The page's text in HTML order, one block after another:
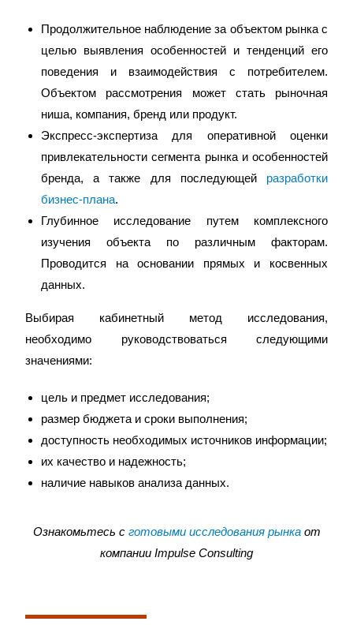
Продолжительное наблюдение за объектом рынка с
целью выявления особенностей и тенденций его
поведения и взаимодействия с потребителем.
Объектом рассмотрения может стать рыночная
ниша, компания, бренд или продукт.
Экспресс-экспертиза для оперативной оценки
привлекательности сегмента рынка и особенностей
бренда, а также для последующей разработки
бизнес-плана.
Глубинное исследование путем комплексного
изучения объекта по различным факторам.
Проводится на основании прямых и косвенных
данных.
Выбирая кабинетный метод исследования,
необходимо руководствоваться следующими
значениями:
цель и предмет исследования;
размер бюджета и сроки выполнения;
доступность необходимых источников информации;
их качество и надежность;
наличие навыков анализа данных.
Ознакомьтесь с готовыми исследования рынкаот
компании Impulse Consulting